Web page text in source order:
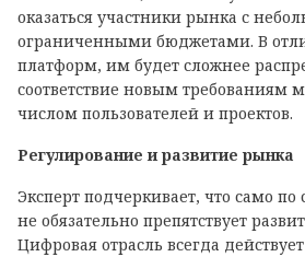
оказаться участники рынка с
ограниченными бюджетами. В
платформ, им будет сложнее
соответствие новым требованиям
числом пользователей и проектов.
Регулирование и развитие рынка
Эксперт подчеркивает, что само по
не обязательно препятствует
Цифровая отрасль всегда